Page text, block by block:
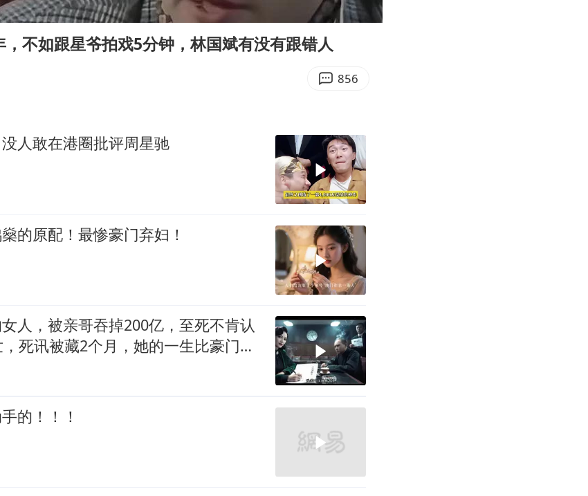
要求领导干部带头休假
利用漏洞0元薅走3000多件家电
琳否认与27岁模特的恋情
04:08
Enter
不如跟星爷拍戏5分钟，林国斌有没有跟错人
856
人敢在港圈批评周星驰
的原配！最惨豪门弃妇！
人，被亲哥吞掉200亿，至死不肯认
死讯被藏2个月，她的一生比豪门狗
的！！！